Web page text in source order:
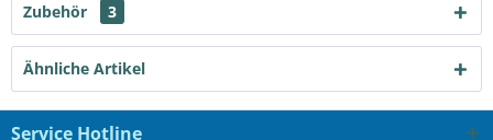
Zubehör 3
Ähnliche Artikel
Service Hotline